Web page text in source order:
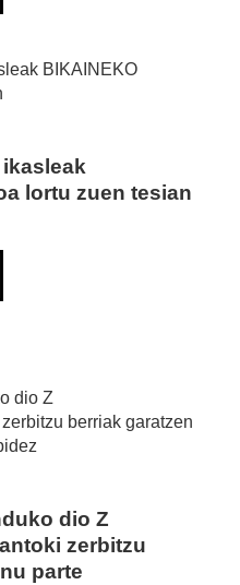
lortu zuen tesian
dio Z
zerbitzu
parte